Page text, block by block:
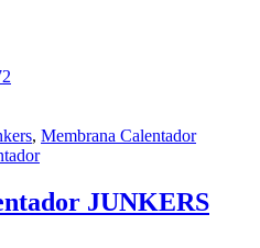
, Membrana Calentador
JUNKERS